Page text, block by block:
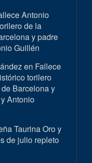
Antonio
de la
y padre
Guillén
en Fallece
torilero
Barcelona y
Antonio
Taurina Oro y
de julio repleto